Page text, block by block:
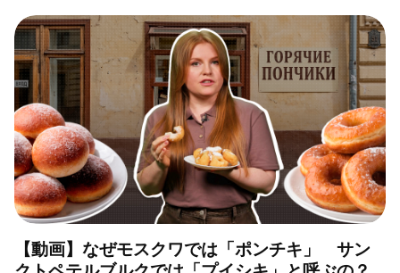
【動画】なぜモスクワでは「ポンチキ」 サン